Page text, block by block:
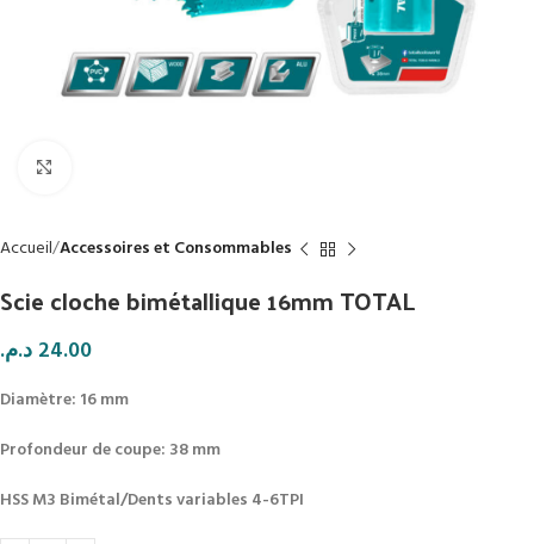
Accueil Accessoires et Consommables
Scie cloche bimétallique 16mm TOTAL
24.00 د.م.
Diamètre: 16 mm
Profondeur de coupe: 38 mm
HSS M3 Bimétal/Dents variables 4-6TPI